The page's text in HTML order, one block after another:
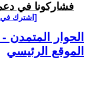
فشاركونا في
[اشترك في
الحوار المتمدن
الموقع الرئيسي